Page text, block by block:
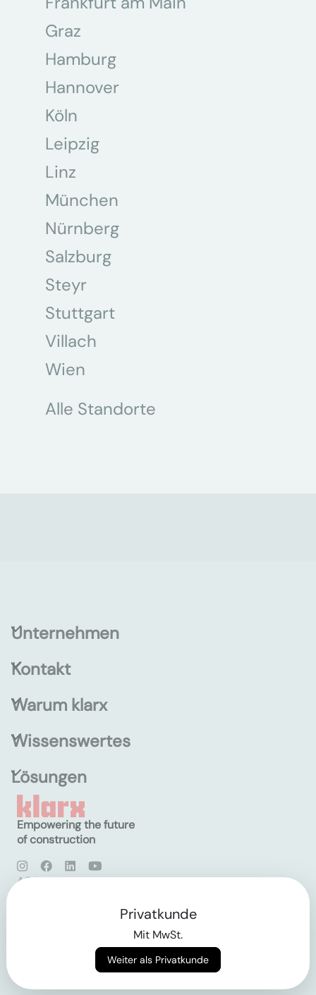
Graz
Hamburg
Hannover
Köln
Leipzig
Linz
München
Nürnberg
Salzburg
Steyr
Stuttgart
Villach
Wien
Alle Standorte
Unternehmen
Kontakt
Warum klarx
Wissenswertes
Lösungen
Empowering the future
of construction
AGB
Privatkunde
Mit MwSt.
Weiter als Privatkunde